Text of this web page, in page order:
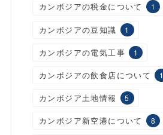
カンボジアの税金について 1
カンボジアの豆知識 1
カンボジアの電気工事 1
カンボジアの飲食店について 1
カンボジア土地情報 5
カンボジア新空港について 8